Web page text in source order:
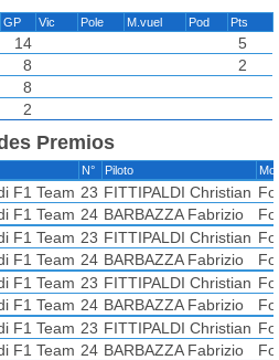
GP Vic Pole M.vuel Pod Pts
14
5
8
2
8
2
Premios
N° Piloto
F1 Team 23 FITTIPALDI Christian
F1 Team 24 BARBAZZA Fabrizio
F1 Team 23 FITTIPALDI Christian
F1 Team 24 BARBAZZA Fabrizio
F1 Team 23 FITTIPALDI Christian
F1 Team 24 BARBAZZA Fabrizio
F1 Team 23 FITTIPALDI Christian
F1 Team 24 BARBAZZA Fabrizio